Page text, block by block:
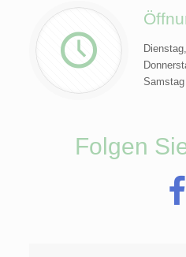
Folgen